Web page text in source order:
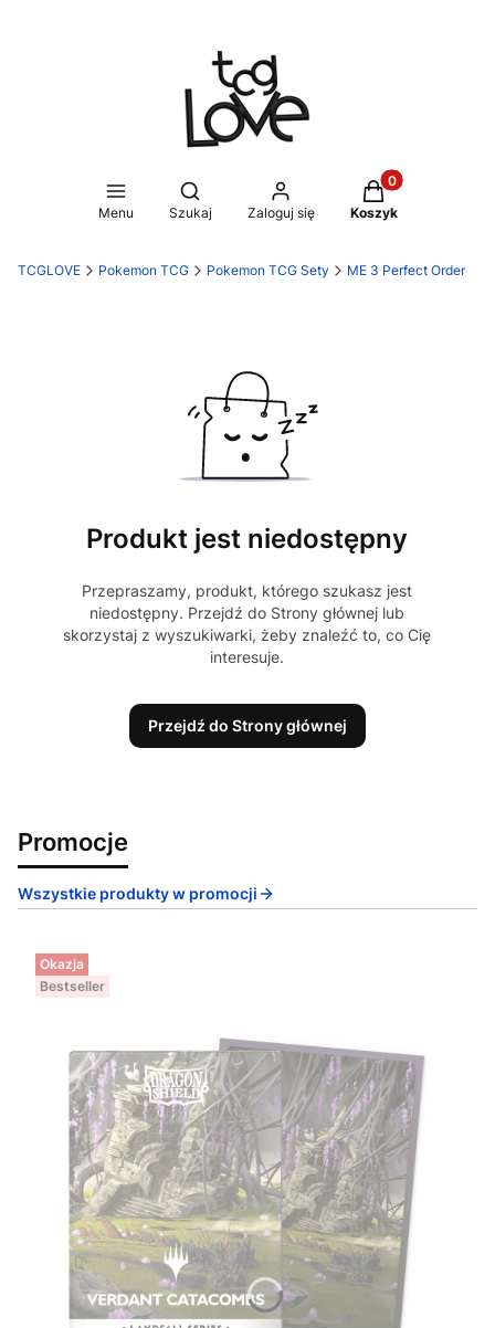
Menu
Otwórz wyszukiwarkę
Szukaj Zaloguj się
Produkty w
Koszyk
TCGLOVE Pokemon TCG Pokemon TCG Sety ME 3 Perfect Order
Produkt jest niedostępny
Przepraszamy, produkt, którego szukasz jest
niedostępny. Przejdź do Strony głównej lub
skorzystaj z wyszukiwarki, żeby znaleźć to, co Cię
interesuje.
Przejdź do Strony głównej
Promocje
Wszystkie produkty w promocji
Okazja
Bestseller